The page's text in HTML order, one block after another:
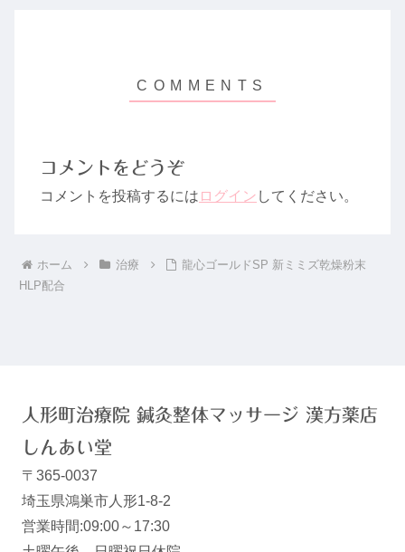
コメントをどうぞ
コメントを投稿するには ログイン してください。
ホーム 治療
龍心ゴールドSP 新ミミズ乾燥粉末
HLP配合
人形町治療院 鍼灸整体マッサージ 漢方薬店
しんあい堂
〒365-0037
埼玉県鴻巣市人形1-8-2
営業時間:09:00～17:30